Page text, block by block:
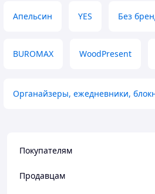
Апельсин YES Без
BUROMAX WoodPresent
Органайзеры, ежедневники,
Покупателям
Продавцам